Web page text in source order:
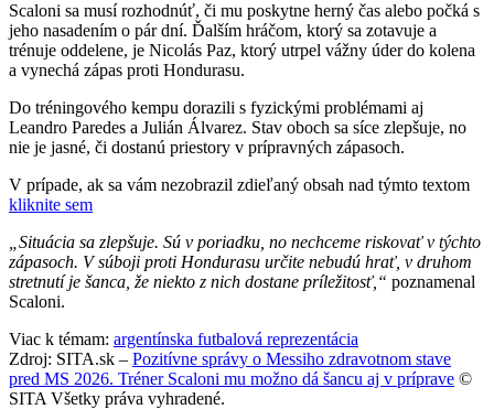
Scaloni sa musí rozhodnúť, či mu poskytne herný čas alebo počká s
jeho nasadením o pár dní. Ďalším hráčom, ktorý sa zotavuje a
trénuje oddelene, je Nicolás Paz, ktorý utrpel vážny úder do kolena
a vynechá zápas proti Hondurasu.
Do tréningového kempu dorazili s fyzickými problémami aj
Leandro Paredes a Julián Álvarez. Stav oboch sa síce zlepšuje, no
nie je jasné, či dostanú priestory v prípravných zápasoch.
V prípade, ak sa vám nezobrazil zdieľaný obsah nad týmto textom
kliknite sem
„Situácia sa zlepšuje. Sú v poriadku, no nechceme riskovať v týchto
zápasoch. V súboji proti Hondurasu určite nebudú hrať, v druhom
stretnutí je šanca, že niekto z nich dostane príležitosť,“ poznamenal
Scaloni.
Viac k témam: argentínska futbalová reprezentácia
Zdroj: SITA.sk – Pozitívne správy o Messiho zdravotnom stave
pred MS 2026. Tréner Scaloni mu možno dá šancu aj v príprave ©
SITA Všetky práva vyhradené.